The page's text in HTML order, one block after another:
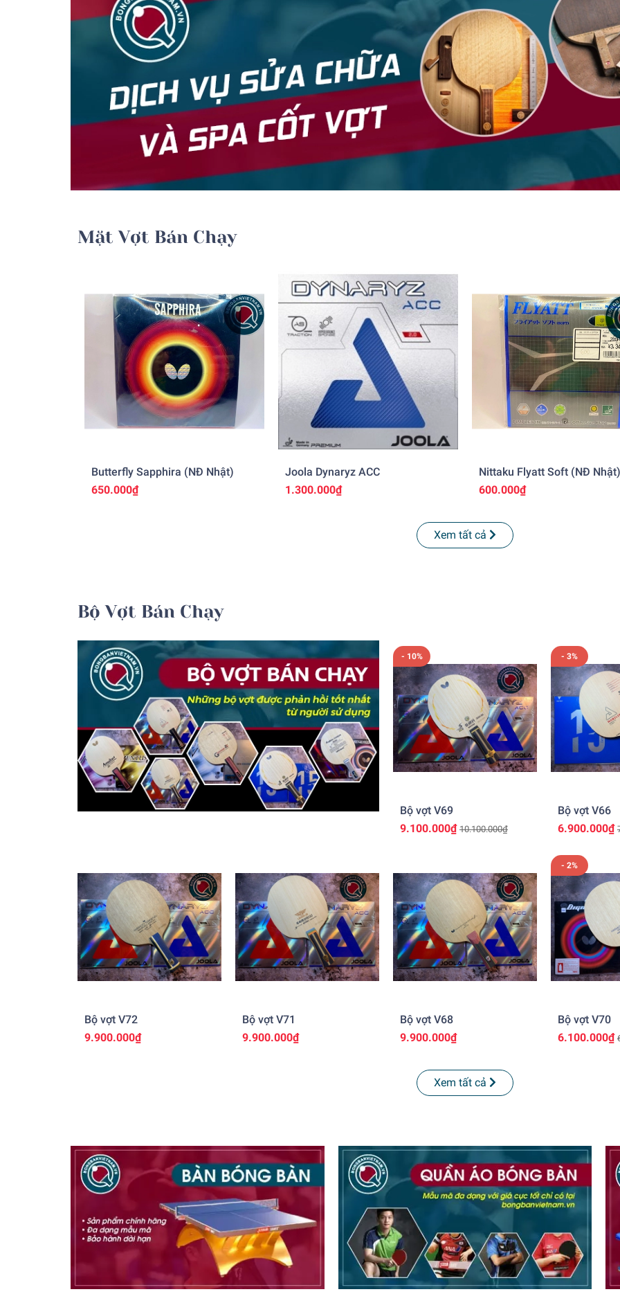
Mặt Vợt Bán Chạy
Butterfly Sapphira (NĐ Nhật)
650.000₫
Joola Dynaryz ACC
1.300.000₫
Nittaku Flyatt Soft (NĐ Nhật)
600.000₫
Xem tất cả
Bộ Vợt Bán Chạy
- 10%
Bộ vợt V69
9.100.000₫ 10.100.000₫
- 3%
Bộ vợt V66
6.900.000₫
Bộ vợt V72
9.900.000₫
Bộ vợt V71
9.900.000₫
Bộ vợt V68
9.900.000₫
- 2%
Bộ vợt V70
6.100.000₫
Xem tất cả